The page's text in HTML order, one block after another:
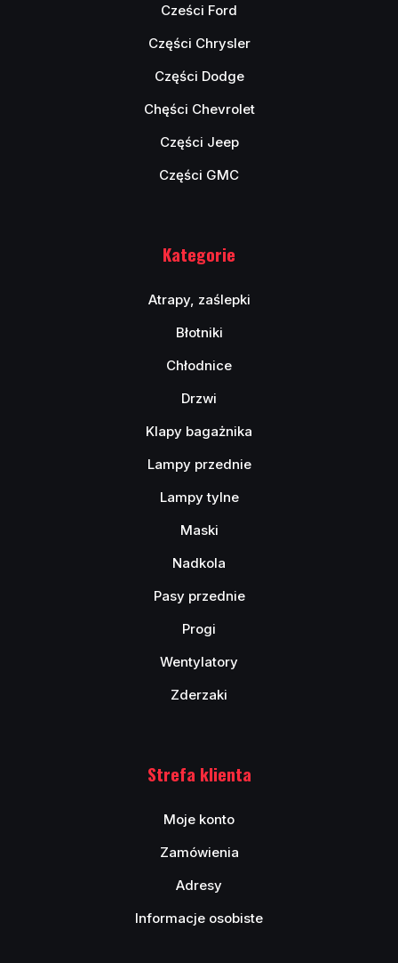
Cześci Ford
Części Chrysler
Części Dodge
Chęści Chevrolet
Części Jeep
Części GMC
Kategorie
Atrapy, zaślepki
Błotniki
Chłodnice
Drzwi
Klapy bagażnika
Lampy przednie
Lampy tylne
Maski
Nadkola
Pasy przednie
Progi
Wentylatory
Zderzaki
Strefa klienta
Moje konto
Zamówienia
Adresy
Informacje osobiste